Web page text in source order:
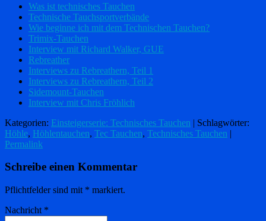
Was ist technisches Tauchen
Technische Tauchsportverbände
Wie beginne ich mit dem Technischen Tauchen?
Trimix-Tauchen
Interview mit Richard Walker, GUE
Rebreather
Interviews zu Rebreathern, Teil 1
Interviews zu Rebreathern, Teil 2
Sidemount-Tauchen
Interview mit Chris Fröhlich
Kategorien: Einsteigerserie: Technisches Tauchen | Schlagwörter:
Höhle, Höhlentauchen, Tec Tauchen, Technisches Tauchen |
Permalink
Schreibe einen Kommentar
Pflichtfelder sind mit * markiert.
Nachricht *